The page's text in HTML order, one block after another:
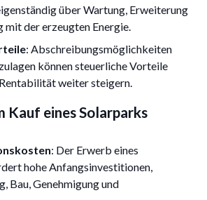
über Wartung, Erweiterung
mit der erzeugten Energie.
: Abschreibungsmöglichkeiten
können steuerliche Vorteile
weiter steigern.
Kauf eines Solarparks
: Der Erwerb eines
hohe Anfangsinvestitionen,
Bau, Genehmigung und